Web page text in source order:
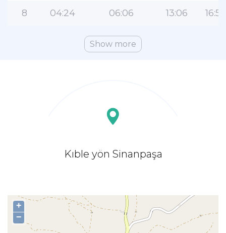
8 04:24 06:06 13:06 16:54
Show more
Kıble yön Sinanpaşa
+
−